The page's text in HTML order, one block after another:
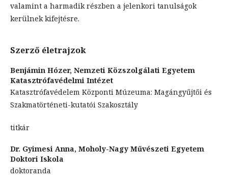
valamint a harmadik részben a jelenkori tanulságok
kerülnek kifejtésre.
Szerző életrajzok
Benjámin Hózer, Nemzeti Közszolgálati Egyetem
Katasztrófavédelmi Intézet
Katasztrófavédelem Központi Múzeuma: Magángyűjtői és
Szakmatörténeti-kutatói Szakosztály
titkár
Dr. Gyimesi Anna, Moholy-Nagy Művészeti Egyetem
Doktori Iskola
doktoranda